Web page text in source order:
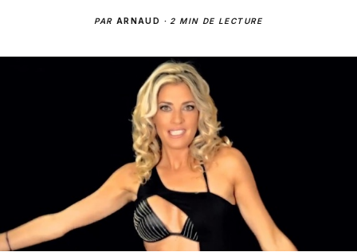
PAR ARNAUD · 2 MIN DE LECTURE